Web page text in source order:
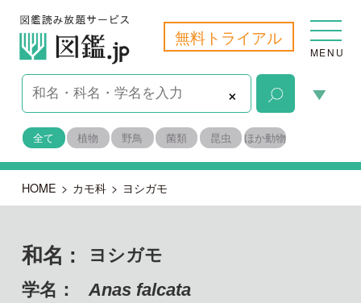
無料トライアル
MENU
×
全て 植物 野鳥 菌類 昆虫 ほか動物
学名： Anas falcata